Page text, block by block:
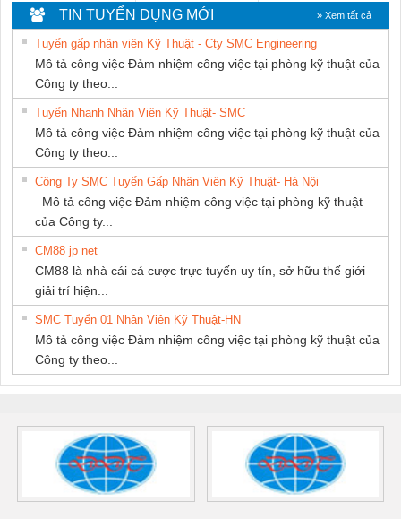
NGHIỆP NIHON
SETSUBI VIỆT
NAM
MARINE
SUPPLY
CÁP ĐIỆN
THƯỢNG ĐÌNH
TIN TUYỂN DỤNG MỚI » Xem tất cả
Tuyển gấp nhân viên Kỹ Thuật - Cty SMC Engineering
Mô tả công việc Đảm nhiệm công việc tại phòng kỹ thuật của
Công ty theo...
Tuyển Nhanh Nhân Viên Kỹ Thuật- SMC
Mô tả công việc Đảm nhiệm công việc tại phòng kỹ thuật của
Công ty theo...
Công Ty SMC Tuyển Gấp Nhân Viên Kỹ Thuật- Hà Nội
Mô tả công việc Đảm nhiệm công việc tại phòng kỹ thuật
của Công ty...
CM88 jp net
CM88 là nhà cái cá cược trực tuyến uy tín, sở hữu thế giới
giải trí hiện...
SMC Tuyển 01 Nhân Viên Kỹ Thuật-HN
Mô tả công việc Đảm nhiệm công việc tại phòng kỹ thuật của
Công ty theo...